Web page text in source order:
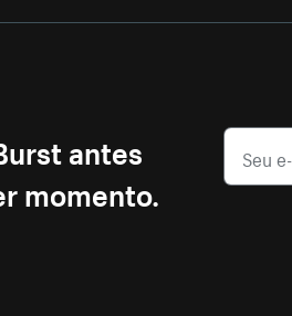
antes
momento.